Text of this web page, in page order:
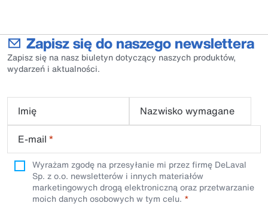
Zapisz się do naszego newslettera
Zapisz się na nasz biuletyn dotyczący naszych produktów,
wydarzeń i aktualności.
Imię
Nazwisko wymagane
E-mail *
Wyrażam zgodę na przesyłanie mi przez firmę DeLaval
Sp. z o.o. newsletterów i innych materiałów
marketingowych drogą elektroniczną oraz przetwarzanie
moich danych osobowych w tym celu.